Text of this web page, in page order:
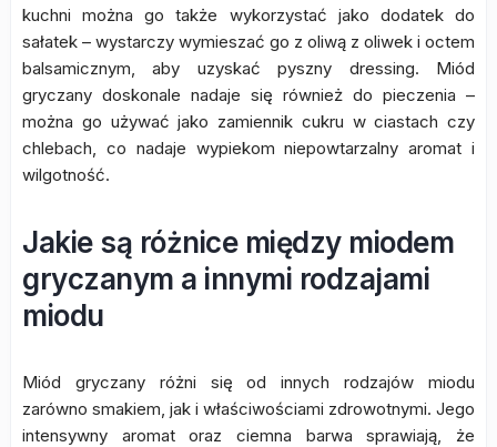
kuchni można go także wykorzystać jako dodatek do
sałatek – wystarczy wymieszać go z oliwą z oliwek i octem
balsamicznym, aby uzyskać pyszny dressing. Miód
gryczany doskonale nadaje się również do pieczenia –
można go używać jako zamiennik cukru w ciastach czy
chlebach, co nadaje wypiekom niepowtarzalny aromat i
wilgotność.
Jakie są różnice między miodem
gryczanym a innymi rodzajami
miodu
Miód gryczany różni się od innych rodzajów miodu
zarówno smakiem, jak i właściwościami zdrowotnymi. Jego
intensywny aromat oraz ciemna barwa sprawiają, że